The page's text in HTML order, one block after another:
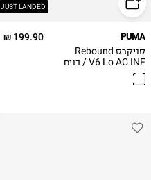
JUST LANDED 25
27
199.90 ₪ PUMA
סניקרס Rebound
V6 Lo AC INF / בנים